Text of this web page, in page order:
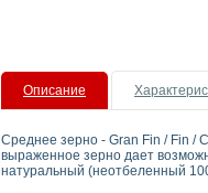
Описание
Среднее зерно - Gran Fin / Fin /
выраженное зерно дает
натуральный (неотбеленный